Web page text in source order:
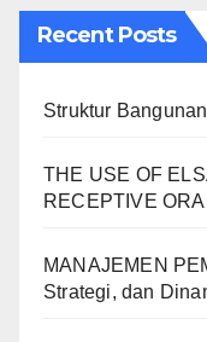
Recent Posts
Struktur
THE USE OF
RECEPTIVE
MANAJEMEN
Strategi, dan